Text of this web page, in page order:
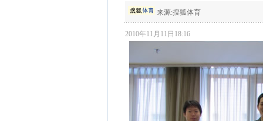
来源:搜狐体育
2010年11月11日18:16